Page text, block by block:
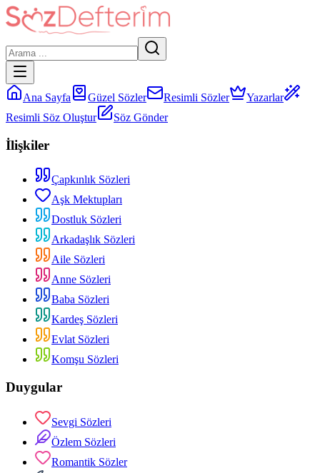
Ana Sayfa Güzel Sözler Resimli Sözler
Yazarlar
Resimli Söz Oluştur
Söz Gönder
İlişkiler
Çapkınlık Sözleri
Aşk Mektupları
Dostluk Sözleri
Arkadaşlık Sözleri
Aile Sözleri
Anne Sözleri
Baba Sözleri
Kardeş Sözleri
Evlat Sözleri
Komşu Sözleri
Duygular
Sevgi Sözleri
Özlem Sözleri
Romantik Sözler